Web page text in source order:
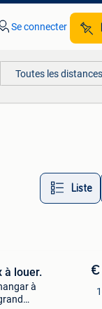
Se connecter
Toutes les
Liste
à louer.
à
€